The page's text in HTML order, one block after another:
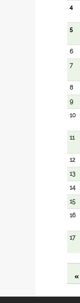
4
5
6
7
8
9
10
11
12
13
14
15
16
17